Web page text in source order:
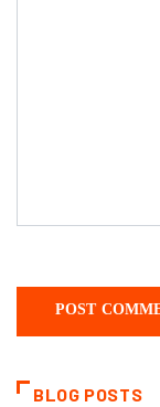
BLOG POSTS